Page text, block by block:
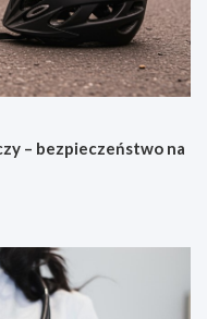
– bezpieczeństwo na